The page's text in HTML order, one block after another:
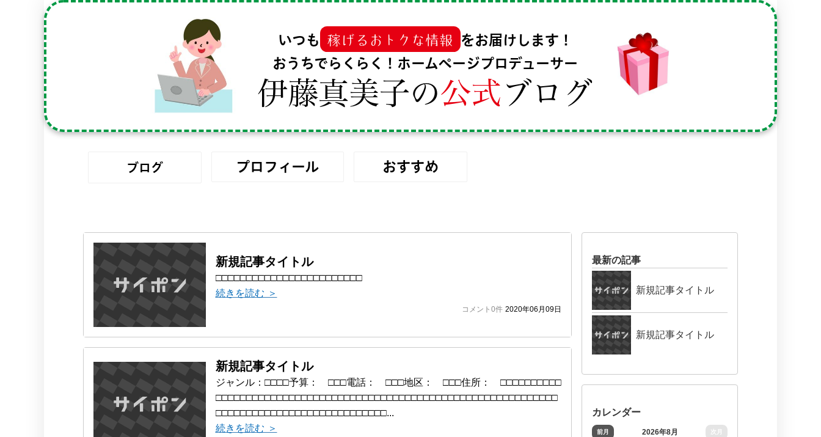
いつも 稼げるおトクな情報 をお届けします！
おうちでらくらく！ホームページプロデューサー
伊藤真美子の公式ブログ
ブログ プロフィール おすすめ
新規記事タイトル
□□□□□□□□□□□□□□□□□□□□□□□□
続きを読む ＞
コメント0件 2020年06月09日
新規記事タイトル
ジャンル：□□□□予算： □□□電話： □□□地区： □□□住所： □□□□□□□□□□
□□□□□□□□□□□□□□□□□□□□□□□□□□□□□□□□□□□□□□□□□□□□□□□□□□□□□□□□
□□□□□□□□□□□□□□□□□□□□□□□□□□□□...
続きを読む ＞
最新の記事
新規記事タイトル
新規記事タイトル
カレンダー
前月 2026年8月 次月